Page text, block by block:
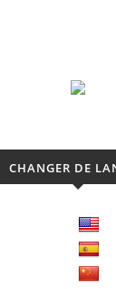
CHANGER DE